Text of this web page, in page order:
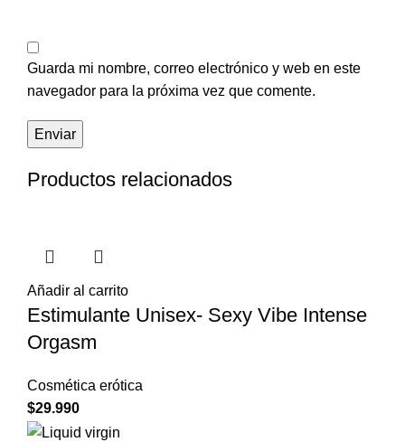
Guarda mi nombre, correo electrónico y web en este
navegador para la próxima vez que comente.
Productos relacionados
Añadir al carrito
Estimulante Unisex- Sexy Vibe Intense
Orgasm
Cosmética erótica
$29.990